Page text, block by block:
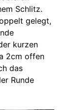
Schlitz.
gelegt,
kurzen
2cm offen
das
Runde